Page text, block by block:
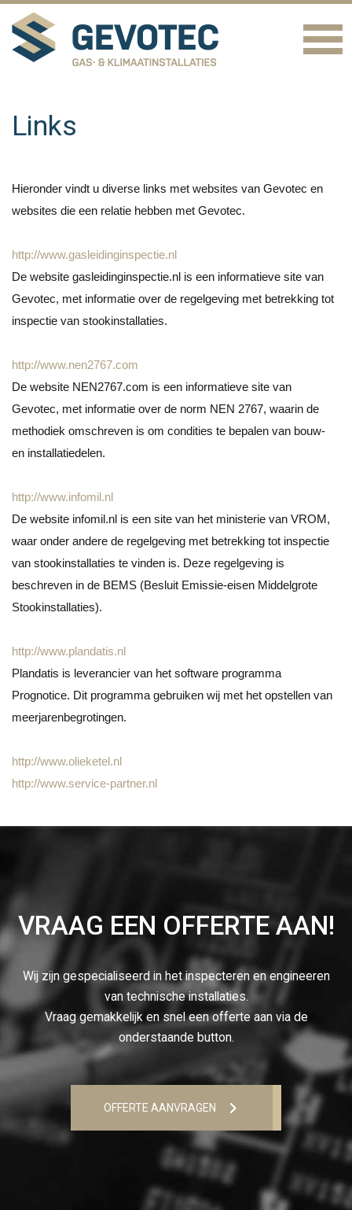
Links
Hieronder vindt u diverse links met websites van Gevotec en
websites die een relatie hebben met Gevotec.
http://www.gasleidinginspectie.nl
De website gasleidinginspectie.nl is een informatieve site van
Gevotec, met informatie over de regelgeving met betrekking tot
inspectie van stookinstallaties.
http://www.nen2767.com
De website NEN2767.com is een informatieve site van
Gevotec, met informatie over de norm NEN 2767, waarin de
methodiek omschreven is om condities te bepalen van bouw-
en installatiedelen.
http://www.infomil.nl
De website infomil.nl is een site van het ministerie van VROM,
waar onder andere de regelgeving met betrekking tot inspectie
van stookinstallaties te vinden is. Deze regelgeving is
beschreven in de BEMS (Besluit Emissie-eisen Middelgrote
Stookinstallaties).
http://www.plandatis.nl
Plandatis is leverancier van het software programma
Prognotice. Dit programma gebruiken wij met het opstellen van
meerjarenbegrotingen.
http://www.olieketel.nl
http://www.service-partner.nl
VRAAG EEN OFFERTE AAN!
Wij zijn gespecialiseerd in het inspecteren en engineeren
van technische installaties.
Vraag gemakkelijk en snel een offerte aan via de
onderstaande button.
OFFERTE AANVRAGEN